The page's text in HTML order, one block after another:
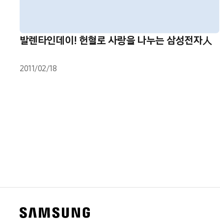
발렌타인데이! 헌혈로 사랑을 나누는 삼성전자人
2011/02/18